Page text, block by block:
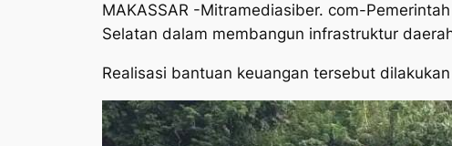
MAKASSAR -Mitramediasiber. com-
Selatan dalam membangun infrastruktur
Realisasi bantuan keuangan tersebut